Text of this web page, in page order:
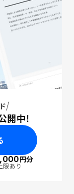
中！
円分
あり